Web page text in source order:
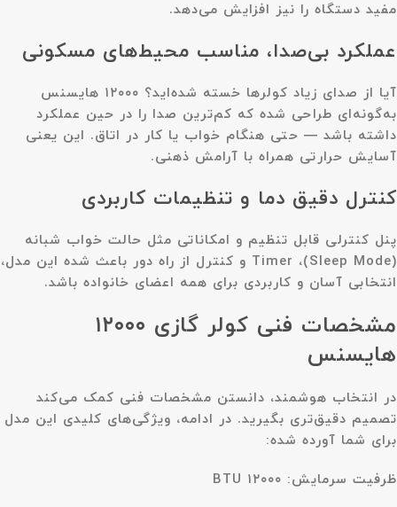
مفید دستگاه را نیز افزایش می‌دهد.
عملکرد بی‌صدا، مناسب محیط‌های مسکونی
آیا از صدای زیاد کولرها خسته شده‌اید؟ ۱۲۰۰۰ هایسنس
به‌گونه‌ای طراحی شده که کم‌ترین صدا را در حین عملکرد
داشته باشد — حتی هنگام خواب یا کار در اتاق. این یعنی
آسایش حرارتی همراه با آرامش ذهنی.
کنترل دقیق دما و تنظیمات کاربردی
پنل کنترلی قابل تنظیم و امکاناتی مثل حالت خواب شبانه
(Sleep Mode)، Timer و کنترل از راه دور باعث شده این مدل،
انتخابی آسان و کاربردی برای همه اعضای خانواده باشد.
مشخصات فنی کولر گازی ۱۲۰۰۰
هایسنس
در انتخاب هوشمند، دانستن مشخصات فنی کمک می‌کند
تصمیم دقیق‌تری بگیرید. در ادامه، ویژگی‌های کلیدی این مدل
برای شما آورده شده:
ظرفیت سرمایش: ۱۲۰۰۰ BTU